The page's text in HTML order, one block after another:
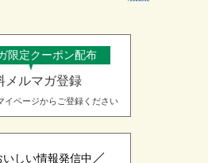
限定クーポン配布
メルマガ登録
イページからご登録ください
いしい情報発信中